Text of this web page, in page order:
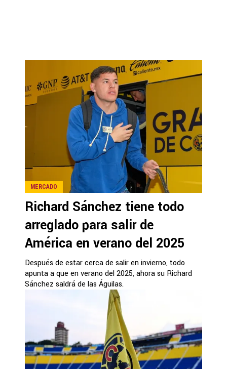
MERCADO
Richard Sánchez tiene todo
arreglado para salir de
América en verano del 2025
Después de estar cerca de salir en invierno, todo
apunta a que en verano del 2025, ahora su Richard
Sánchez saldrá de las Águilas.